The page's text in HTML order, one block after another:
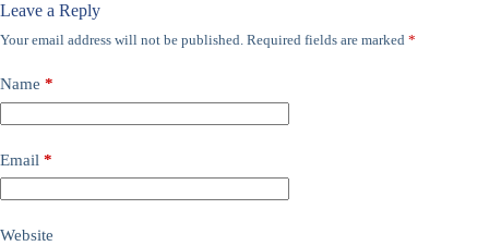
Leave a Reply
Your email address will not be published. Required fields are marked *
Name *
Email *
Website